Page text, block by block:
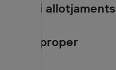
Hotels i
El més proper